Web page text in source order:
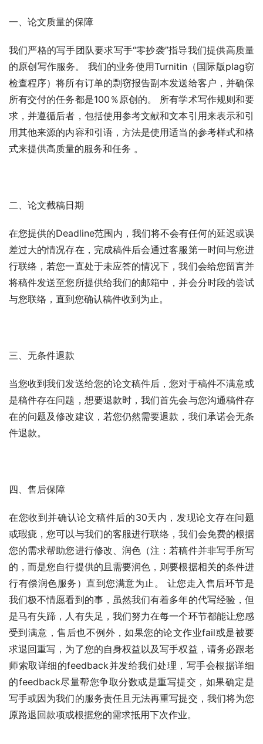
一、论文质量的保障
我们严格的写手团队要求写手“零抄袭”指导我们提供高质量
的原创写作服务。 我们的业务使用Turnitin（国际版plag窃
检查程序）将所有订单的剽窃报告副本发送给客户，并确保
所有交付的任务都是100％原创的。 所有学术写作规则和要
求，并遵循后者，包括使用参考文献和文本引用来表示和引
用其他来源的内容和引语，方法是使用适当的参考样式和格
式来提供高质量的服务和任务 。
二、论文截稿日期
在您提供的Deadline范围内，我们将不会有任何的延迟或误
差过大的情况存在，完成稿件后会通过客服第一时间与您进
行联络，若您一直处于未应答的情况下，我们会给您留言并
将稿件发送至您所提供给我们的邮箱中，并会分时段的尝试
与您联络，直到您确认稿件收到为止。
三、无条件退款
当您收到我们发送给您的论文稿件后，您对于稿件不满意或
是稿件存在问题，想要退款时，我们首先会与您沟通稿件存
在的问题及修改建议，若您仍然需要退款，我们承诺会无条
件退款。
四、售后保障
在您收到并确认论文稿件后的30天内，发现论文存在问题
或瑕疵，您可以与我们的客服进行联络，我们会免费的根据
您的需求帮助您进行修改、润色（注：若稿件并非写手所写
的，而是您自行提供的且需要润色，则要根据相关的条件进
行有偿润色服务）直到您满意为止。 让您走入售后环节是
我们极不情愿看到的事，虽然我们有着多年的代写经验，但
是马有失蹄，人有失足，我们努力在每一个环节都能让您感
受到满意，售后也不例外，如果您的论文作业fail或是被要
求退回重写，为了您的自身权益以及写手权益，请务必跟老
师索取详细的feedback并发给我们处理，写手会根据详细
的feedback尽量帮您争取分数或是重写提交，如果确定是
写手或因为我们的服务责任且无法再重写提交，我们将为您
原路退回款项或根据您的需求抵用下次作业。